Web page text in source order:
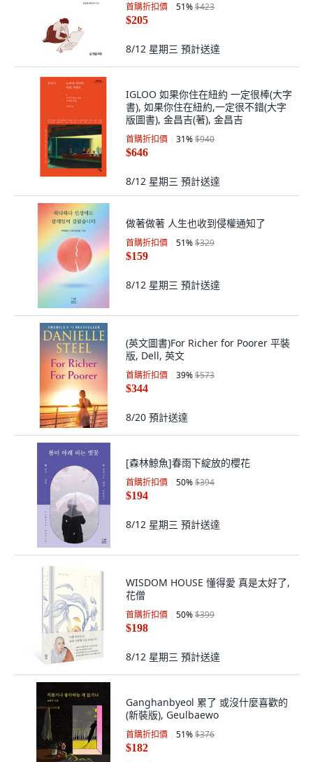
首購折扣價 51%$423
$205
8/12 星期三 預計送達
IGLOO 如果你住在紐約 一定很棒(大字
書), 如果你住在紐約,一定很不錯(大字
版圖書), 金昌吉(著), 金昌吉
首購折扣價 31%$940
$646
8/12 星期三 預計送達
做著做著 人生也收到侵權通知了
首購折扣價 51%$329
$159
8/12 星期三 預計送達
(英文圖書)For Richer for Poorer 平裝
版, Dell, 英文
首購折扣價 39%$573
$344
8/20 預計送達
[森林鯨魚]春雨下綻放的櫻花
首購折扣價 50%$394
$194
8/12 星期三 預計送達
WISDOM HOUSE 懂得愛 真是太好了,
花僧
首購折扣價 50%$399
$198
8/12 星期三 預計送達
Ganghanbyeol 累了 或沒什麼喜歡的
(新裝版), Geulbaewo
首購折扣價 51%$376
$182